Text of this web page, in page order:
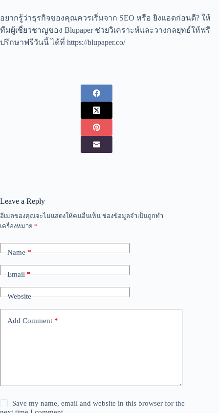
อยากรู้ว่าธุรกิจของคุณควรเริ่มจาก SEO หรือ ยิงแอดก่อนดี? ให้
ทีมผู้เชี่ยวชาญของ Blupaper ช่วยวิเคราะห์และวางกลยุทธ์ให้ฟรี
ปรึกษาฟรีวันนี้ ได้ที่ https://blupaper.co/
Leave a Reply
อีเมลของคุณจะไม่แสดงให้คนอื่นเห็น ช่องข้อมูลจำเป็นถูกทำ
เครื่องหมาย *
Name*
Email*
Website
Add Comment *
Save my name, email and website in this browser for the